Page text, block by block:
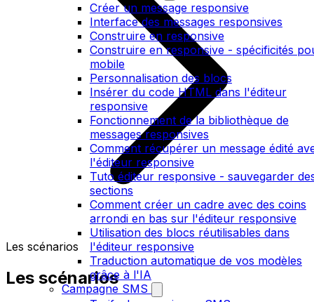
Créer un message responsive
Interface des messages responsives
Construire en responsive
Construire en responsive - spécificités
mobile
Personnalisation des blocs
Insérer du code HTML dans l'éditeur
responsive
Fonctionnement de la bibliothèque de
messages responsives
Comment récupérer un message édité
l'éditeur responsive
Tuto éditeur responsive - sauvegarder
sections
Comment créer un cadre avec des coins
arrondi en bas sur l'éditeur responsive
Utilisation des blocs réutilisables dans
l'éditeur responsive
Traduction automatique de vos modèles
grâce à l'IA
Campagne SMS
Les scénarios
Les scénarios